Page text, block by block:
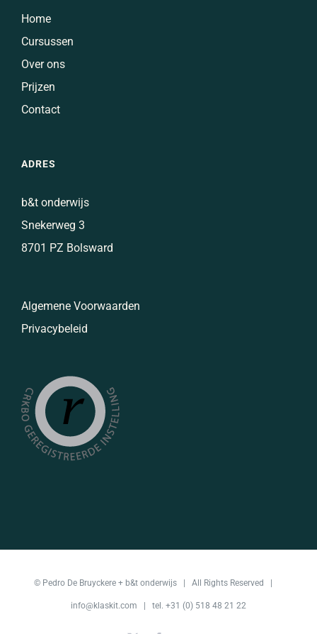
Home
Cursussen
Over ons
Prijzen
Contact
ADRES
b&t onderwijs
Snekerweg 3
8701 PZ Bolsward
Algemene Voorwaarden
Privacybeleid
© Pedro De Bruyckere + b&t onderwijs | All Rights Reserved |
info@klaskit.com | tel. +31 (0) 518 48 21 22‬